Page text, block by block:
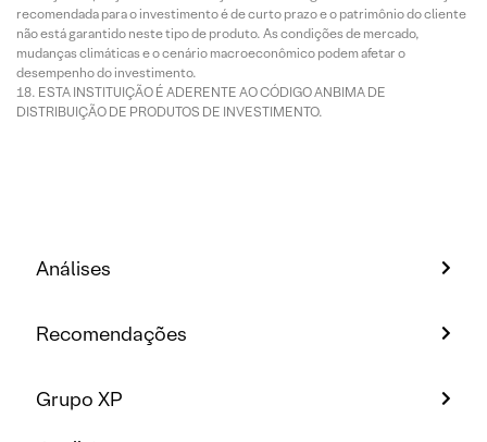
recomendada para o investimento é de curto prazo e o patrimônio do cliente
não está garantido neste tipo de produto. As condições de mercado,
mudanças climáticas e o cenário macroeconômico podem afetar o
desempenho do investimento.
ESTA INSTITUIÇÃO É ADERENTE AO CÓDIGO ANBIMA DE
DISTRIBUIÇÃO DE PRODUTOS DE INVESTIMENTO.
Análises
Recomendações
Grupo XP